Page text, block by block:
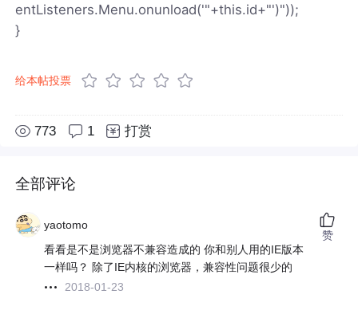
entListeners.Menu.onunload('"+this.id+"')"));
}
给本帖投票
773 1 打赏
全部评论
yaotomo
看看是不是浏览器不兼容造成的 你和别人用的IE版本
一样吗？ 除了IE内核的浏览器，兼容性问题很少的
2018-01-23
赞